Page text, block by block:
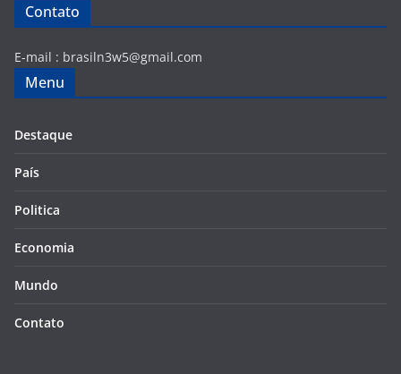
Contato
E-mail : brasiln3w5@gmail.com
Menu
Destaque
País
Politica
Economia
Mundo
Contato